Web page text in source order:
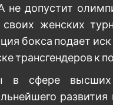
не допустит
женских
бокса подает
трансгендеров к
в сфере